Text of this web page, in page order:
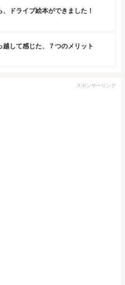
、ドライブ絵本ができました！
越して感じた、７つのメリット
スポンサーリンク